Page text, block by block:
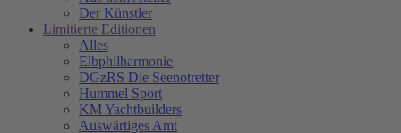
Der Künstler
Limitierte Editionen
Alles
Elbphilharmonie
DGzRS Die Seenotretter
Hummel Sport
KM Yachtbuilders
Auswärtiges Amt